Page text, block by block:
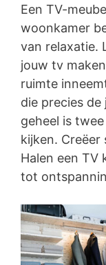
Een TV-
woonkamer
van relaxatie.
jouw tv
ruimte
die precies
geheel is
kijken. Creëer
Halen een TV
tot